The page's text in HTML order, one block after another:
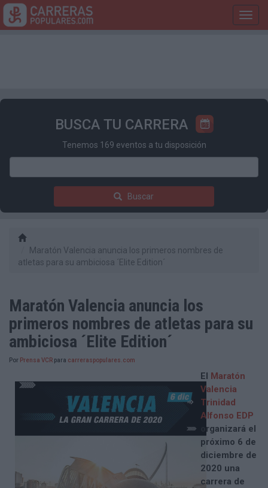
BUSCA TU CARRERA
Tenemos 169 eventos a tu disposición
Buscar
Maratón Valencia anuncia los primeros nombres de
atletas para su ambiciosa ´Elite Edition´
Maratón Valencia anuncia los
primeros nombres de atletas para su
ambiciosa ´Elite Edition´
Por Prensa VCR para carreraspopulares.com
El Maratón
Valencia
Trinidad
Alfonso EDP
organizará el
próximo 6 de
diciembre de
2020 una
carrera de